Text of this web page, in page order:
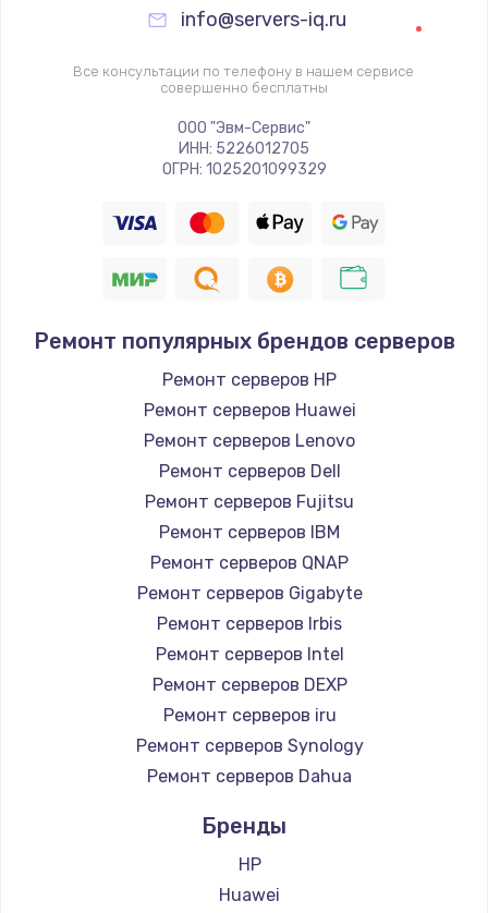
2500 руб.
750 руб.
Заказать
Установка драйверов
725 руб.
Замена вебкамеры
1260 руб.
Ремонт петель крышки
Заказать
Настройка Wi-Fi
1030 руб.
Заказать
Замена шим-контроллера
3900 руб.
Замена HDMI
600 руб.
info@servers-iq.ru
Все консультации по телефону в нашем сервисе
совершенно бесплатны
ООО "Эвм-Сервис"
ИНН: 5226012705
ОГРН: 1025201099329
Ремонт популярных брендов серверов
Ремонт серверов HP
Ремонт серверов Huawei
Ремонт серверов Lenovo
Ремонт серверов Dell
Ремонт серверов Fujitsu
Ремонт серверов IBM
Ремонт серверов QNAP
Ремонт серверов Gigabyte
Ремонт серверов Irbis
Ремонт серверов Intel
Ремонт серверов DEXP
Ремонт серверов iru
Ремонт серверов Synology
Ремонт серверов Dahua
Бренды
HP
Huawei